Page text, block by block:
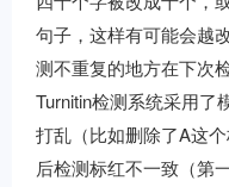
句子，这样有可能会越
测不重复的地方在下次
Turnitin检测系统采用了
打乱（比如删除了A这
后检测标红不一致（第